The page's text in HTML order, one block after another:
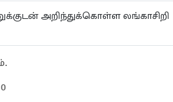
அறிந்துக்கொள்ள லங்காசிறி